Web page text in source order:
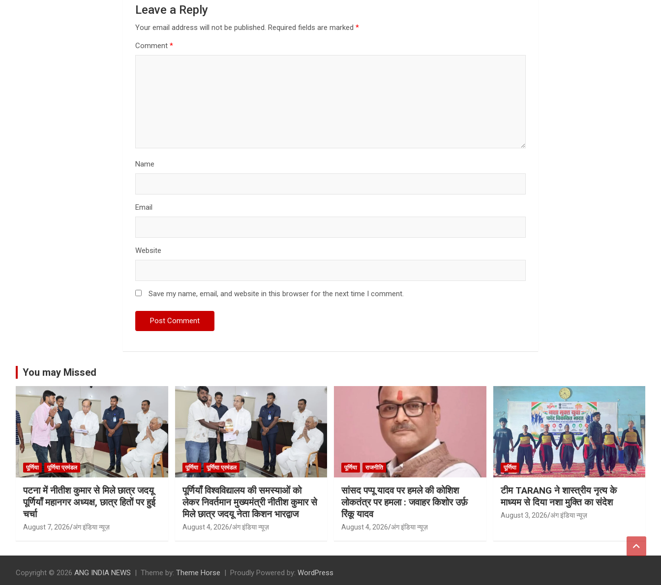
Leave a Reply
Your email address will not be published. Required fields are marked*
Comment*
Name
Email
Website
Save my name, email, and website in this browser for the next time I comment.
You may Missed
पूर्णिया पूर्णिया प्रमंडल
पटना में नीतीश कुमार से मिले छात्र जदयू
पूर्णियाँ महानगर अध्यक्ष, छात्र हितों पर हुई
चर्चा
August 7, 2026 अंग इंडिया न्यूज़
पूर्णिया पूर्णिया प्रमंडल
पूर्णियाँ विश्वविद्यालय की समस्याओं को
लेकर निवर्तमान मुख्यमंत्री नीतीश कुमार से
मिले छात्र जदयू नेता किशन भारद्वाज
August 4, 2026 अंग इंडिया न्यूज़
पूर्णिया राजनीति
सांसद पप्पू यादव पर हमले की कोशिश
लोकतंत्र पर हमला : जवाहर किशोर उर्फ़
रिंकू यादव
August 4, 2026 अंग इंडिया न्यूज़
पूर्णिया
टीम TARANG ने शास्त्रीय नृत्य के
माध्यम से दिया नशा मुक्ति का संदेश
August 3, 2026 अंग इंडिया न्यूज़
Copyright © 2026 ANG INDIA NEWS Theme by: Theme Horse Proudly Powered by: WordPress